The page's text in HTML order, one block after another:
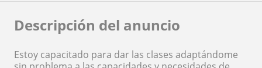
Descripción del anuncio
Estoy capacitado para dar las clases adaptándome